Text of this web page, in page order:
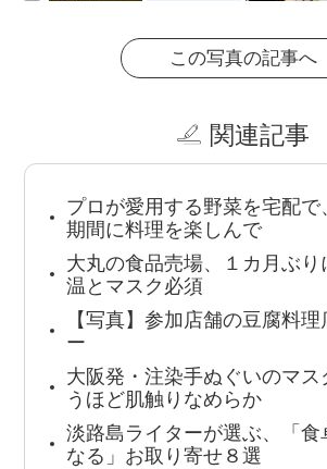
この写真の記事へ
関連記事
プロが愛用する野菜を宅配で
期間に料理を楽しんで
大丸の食品売場、１カ月ぶり
温とマスク必須
【写真】参加店舗の豆腐料
ー
大阪発・注染手ぬぐいのマス
うほど肌触りなめらか
淡路島ライターが選ぶ、「食
なる」お取り寄せ８選